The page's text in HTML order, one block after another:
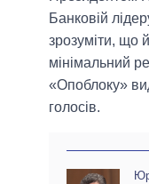
Банковій
зрозуміти, що
мінімальний
«Опоблоку»
голосів.